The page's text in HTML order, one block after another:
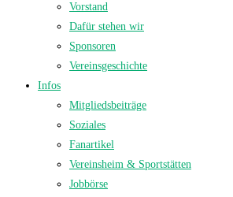
Vorstand
Dafür stehen wir
Sponsoren
Vereinsgeschichte
Infos
Mitgliedsbeiträge
Soziales
Fanartikel
Vereinsheim & Sportstätten
Jobbörse